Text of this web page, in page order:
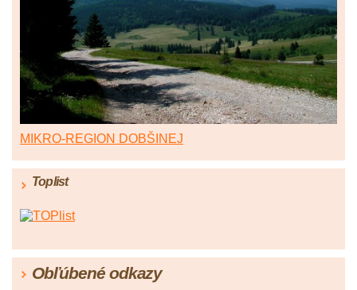
MIKRO-REGION DOBŠINEJ
Toplist
Obľúbené odkazy